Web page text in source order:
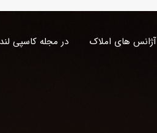
آژانس های املاک در مجله کاسپی